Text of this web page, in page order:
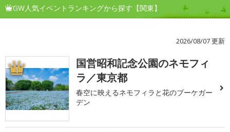
GW人気イベントランキングから探す【関東】
2026/08/07 更新
1
国営昭和記念公園のネモフィ
ラ／東京都
春空に映えるネモフィラと花のブーケガー
デン